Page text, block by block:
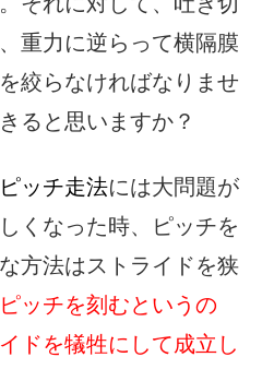
重力に逆らって横隔膜
絞らなければなりませ
ると思いますか？
ピッチ走法には大問題が
くなった時、ピッチを
方法はストライドを狭
ッチを刻むというの
ドを犠牲にして成立し